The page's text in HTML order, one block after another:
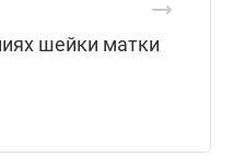
шейки матки